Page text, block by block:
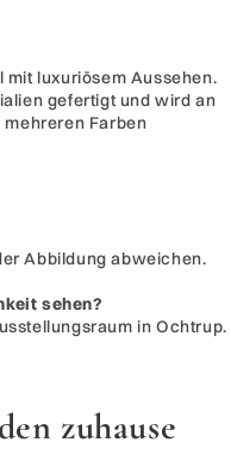
mit luxuriösem Aussehen.
gefertigt und wird an
mehreren Farben
Abbildung abweichen.
sehen?
in Ochtrup.
zuhause